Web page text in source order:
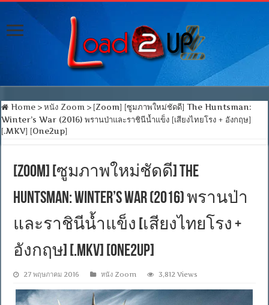
Home > หนัง Zoom > [Zoom] [ซูมภาพใหม่ชัดดี] The Huntsman:
Winter’s War (2016) พรานป่าและราชินีน้ำแข็ง [เสียงไทยโรง + อังกฤษ]
[.MKV] [One2up]
[Zoom] [ซูมภาพใหม่ชัดดี] The
Huntsman: Winter’s War (2016) พรานป่า
และราชินีน้ำแข็ง [เสียงไทยโรง +
อังกฤษ] [.MKV] [One2up]
27 พฤษภาคม 2016 หนัง Zoom 3,812 Views